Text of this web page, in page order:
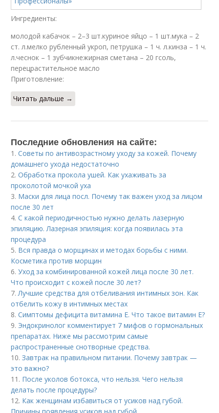
Ингредиенты:
молодой кабачок – 2–3 шт.куриное яйцо – 1 шт.мука – 2
ст. л.мелко рубленный укроп, петрушка – 1 ч. л.кинза – 1 ч.
л.чеснок – 1 зубчикнежирная сметана – 20 гсоль,
перецрастительное масло
Приготовление:
Читать дальше →
Последние обновления на сайте:
1.Советы по антивозрастному уходу за кожей. Почему
домашнего ухода недостаточно
2.Обработка прокола ушей. Как ухаживать за
проколотой мочкой уха
3. Маски для лица посл. Почему так важен уход за лицом
после 30 лет
4.С какой периодичностью нужно делать лазерную
эпиляцию. Лазерная эпиляция: когда появилась эта
процедура
5. Вся правда о морщинах и методах борьбы с ними.
Косметика против морщин
6.Уход за комбинированной кожей лица после 30 лет.
Что происходит с кожей после 30 лет?
7.Лучшие средства для отбеливания интимных зон. Как
отбелить кожу в интимных местах
8.Симптомы дефицита витамина E. Что такое витамин Е?
9. Эндокринолог комментирует 7 мифов о гормональных
препаратах. Ниже мы рассмотрим самые
распространенные снотворные средства.
10.Завтрак на правильном питании. Почему завтрак —
это важно?
11. После уколов ботокса, что нельзя. Чего нельзя
делать после процедуры?
12. Как женщинам избавиться от усиков над губой.